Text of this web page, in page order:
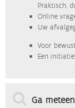
Praktisch,
Online
Uw
Voor
Een
Ga